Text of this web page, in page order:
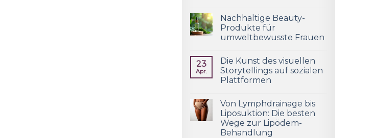
Nachhaltige Beauty-
Produkte für
umweltbewusste Frauen
23
Apr.
Die Kunst des visuellen
Storytellings auf sozialen
Plattformen
Von Lymphdrainage bis
Liposuktion: Die besten
Wege zur Lipödem-
Behandlung